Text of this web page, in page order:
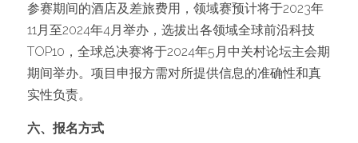
参赛期间的酒店及差旅费用，领域赛预计将于2023年
11月至2024年4月举办，选拔出各领域全球前沿科技
TOP10，全球总决赛将于2024年5月中关村论坛主会期
期间举办。项目申报方需对所提供信息的准确性和真
实性负责。
六、报名方式